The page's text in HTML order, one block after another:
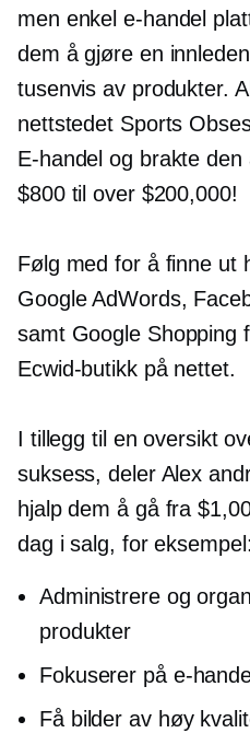
men enkele-handel
dem å gjøre en
tusenvis av produkter.
nettstedet Sports
E-handel og brakte den
$800 til over $200,000!
Følg med for å finne ut
Google AdWords,
samt Google Shopping
Ecwid-butikk på nettet.
I tillegg til en oversikt
suksess, deler Alex
hjalp dem å gå fra
dag i salg, for eksempel:
Administrere og
produkter
Fokuserer på e-
Få bilder av høy